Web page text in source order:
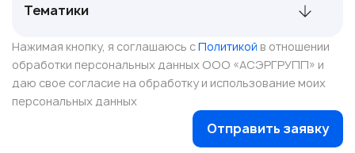
Нажимая кнопку, я соглашаюсь сПолитикой в отношении
обработки персональных данных ООО «АСЭРГРУПП» и
даю свое согласие на обработку и использование моих
персональных данных
Отправить заявку